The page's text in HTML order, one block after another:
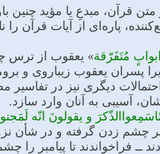
مبدعِ یا مؤید چنین
پاره‌اى از آیات قرآن
مُتَفَرّقة» یعقوب از ترس
پسران یعقوب زیباروى و
دیگرى نیز در
آسیبى به آنان وارد سازد.
و یقولونَ انّه
چشم زدن گرفته و در شأن
فراخواندند تا پیامبر را